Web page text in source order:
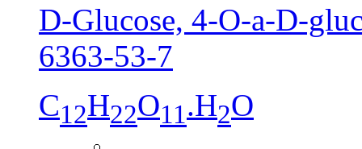
D-Glucose, 4-O-a-D-
6363-53-7
C12H22O11.H2O